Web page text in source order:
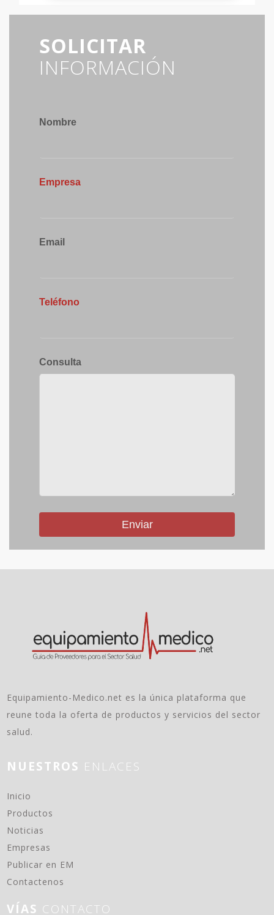
SOLICITAR
INFORMACIÓN
Nombre
Empresa
Email
Teléfono
Consulta
Enviar
Equipamiento-Medico.net es la única plataforma que
reune toda la oferta de productos y servicios del sector
salud.
NUESTROS ENLACES
Inicio
Productos
Noticias
Empresas
Publicar en EM
Contactenos
VÍAS CONTACTO